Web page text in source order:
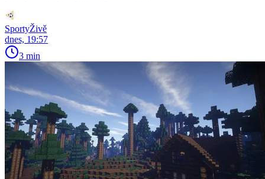
SportyŽivě
dnes, 19:57
3 min